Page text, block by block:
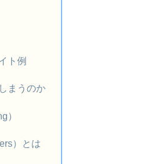
ト例
まうのか
）
）とは